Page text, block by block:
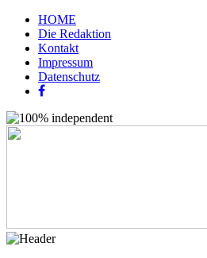
HOME
Die Redaktion
Kontakt
Impressum
Datenschutz